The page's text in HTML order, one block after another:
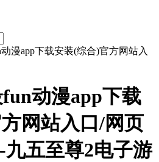
app下载安装(综合)官方网站入
动漫app下载
网站入口/网页
五至尊2电子游